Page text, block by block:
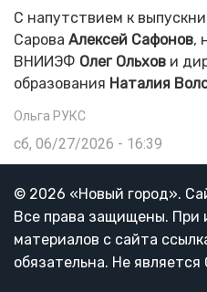
С напутствием к
Сарова Алексей Сафонов,
ВНИИЭФ Олег Ольхов и
образования Наталия
Ольга РУКС
сб, 06/27/2026 - 16:39
© 2026 «Новый город».
Все права защищены. При
материалов с сайта
обязательна. Не